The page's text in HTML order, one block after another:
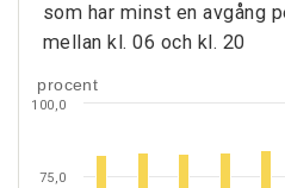
som har minst en avgång
mellan kl. 06 och kl. 20
100,0
75,0
procent